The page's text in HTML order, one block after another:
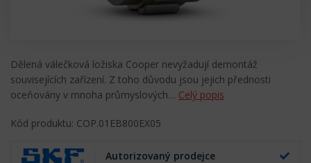
Dělená válečková ložiska Cooper nevyžadují demontáž
souvisejících zařízení. Z toho důvodu jsou jejich přednosti
oceňovány v mnoha průmyslových… Celý popis
Kód produktu: COP.01EB800EX05
Autorizovaný prodejce